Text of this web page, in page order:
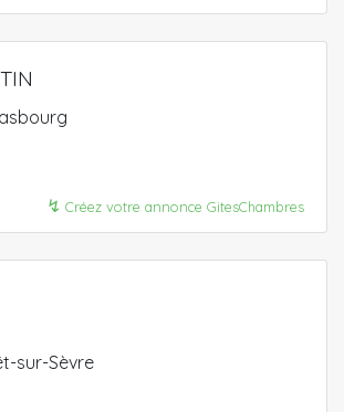
↯ Créez votre annonce GitesChambres
sur-Sèvre